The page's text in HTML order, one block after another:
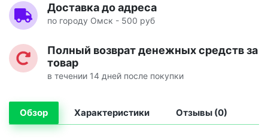
Доставка до адреса
по городу Омск - 500 руб
Полный возврат денежных средств за
товар
в течении 14 дней после покупки
Обзор Характеристики Отзывы (0)